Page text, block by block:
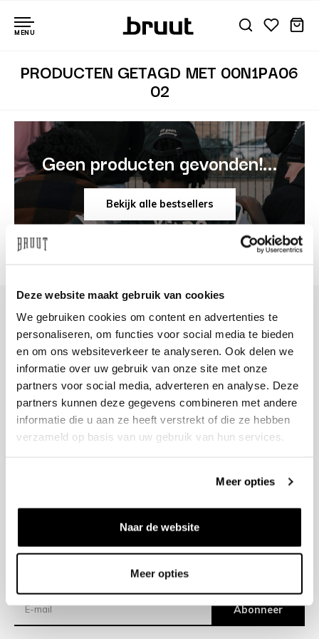
Deze website maakt gebruik van cookies
We gebruiken cookies om content en advertenties te
personaliseren, om functies voor social media te bieden
en om ons websiteverkeer te analyseren. Ook delen we
informatie over uw gebruik van onze site met onze
partners voor social media, adverteren en analyse. Deze
partners kunnen deze gegevens combineren met andere
informatie die u aan ze heeft verstrekt of die ze hebben
verzameld op basis van uw gebruik van hun services.
Meer opties
Naar de website
Meer opties
MENU
PRODUCTEN GETAGD MET 00N1PA06
02
Geen producten gevonden!...
Bekijk alle bestsellers
+31 23 205 2006
info@bruut.nl
Contact Formulier
Open 11:00 - 18:30
OPENINGSTIJDEN
Verzending
Abonneer